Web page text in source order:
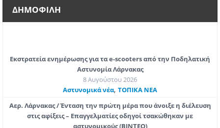
ΔΗΜΟΦΙΛΗ
Εκστρατεία ενημέρωσης για τα e-scooters από την Ποδηλατική
Αστυνομία Λάρνακας
8 Αυγούστου 2026
Aστυνομικά νέα, ΤΟΠΙΚΑ ΝΕΑ
Αερ. Λάρνακας / Ένταση την πρώτη μέρα που άνοιξε η διέλευση
στις αφίξεις – Επαγγελματίες οδηγοί τσακώθηκαν με
αστυνομικούς (ΒΙΝΤΕΟ)